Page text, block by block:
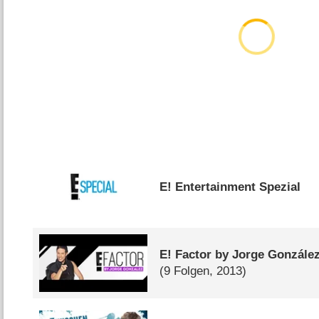
E! Entertainment Spezial
E! Factor by Jorge
(9 Folgen, 2013)